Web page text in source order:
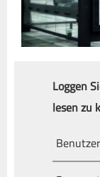
Loggen
lesen zu